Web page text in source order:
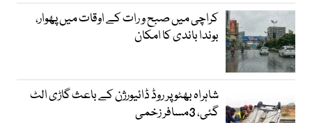
کراچی میں صبح و رات کے اوقات میں پھوار،
بوندا باندی کا امکان
شاہراہ بھٹو پر روڈ ڈائیورژن کے باعث گاڑی الٹ
گئی، 3مسافر زخمی